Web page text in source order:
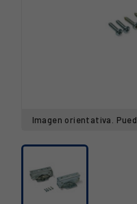
Imagen orientativa.